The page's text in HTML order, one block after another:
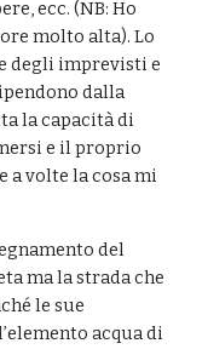
ecc. (NB: Ho
molto alta). Lo
degli imprevisti e
dalla
la capacità di
e il proprio
a volte la cosa mi
del
ma la strada che
le sue
acqua di